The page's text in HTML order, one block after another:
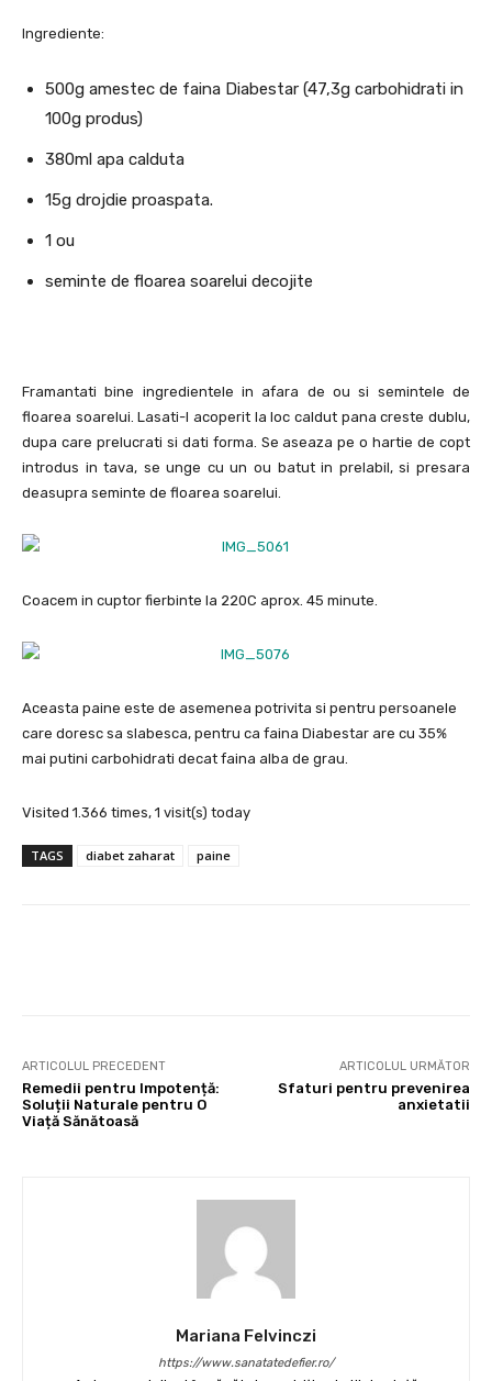
Ingrediente:
500g amestec de faina Diabestar (47,3g carbohidrati in
100g produs)
380ml apa calduta
15g drojdie proaspata.
1 ou
seminte de floarea soarelui decojite
Framantati bine ingredientele in afara de ou si semintele de
floarea soarelui. Lasati-l acoperit la loc caldut pana creste dublu,
dupa care prelucrati si dati forma. Se aseaza pe o hartie de copt
introdus in tava, se unge cu un ou batut in prelabil, si presara
deasupra seminte de floarea soarelui.
Coacem in cuptor fierbinte la 220C aprox. 45 minute.
Aceasta paine este de asemenea potrivita si pentru persoanele
care doresc sa slabesca, pentru ca faina Diabestar are cu 35%
mai putini carbohidrati decat faina alba de grau.
Visited 1.366 times, 1 visit(s) today
TAGS diabet zaharat paine
ARTICOLUL PRECEDENT
Remedii pentru Impotență:
Soluții Naturale pentru O
Viață Sănătoasă
ARTICOLUL URMĂTOR
Sfaturi pentru prevenirea
anxietatii
Mariana Felvinczi
https://www.sanatatedefier.ro/